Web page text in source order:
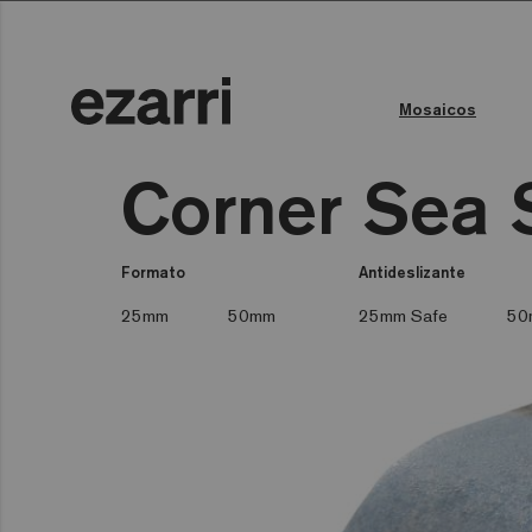
Mosaicos
Corner Sea
Formato
25mm 50mm
Antideslizante
25mm Safe